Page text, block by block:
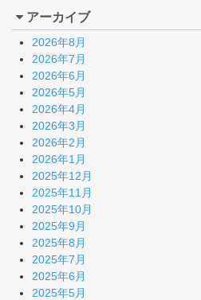
アーカイブ
2026年8月
2026年7月
2026年6月
2026年5月
2026年4月
2026年3月
2026年2月
2026年1月
2025年12月
2025年11月
2025年10月
2025年9月
2025年8月
2025年7月
2025年6月
2025年5月